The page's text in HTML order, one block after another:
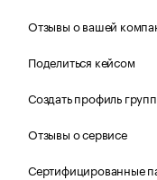
Отзывы о вашей
Поделиться кейсом
Создать профиль
Отзывы о сервисе
Сертифицированные